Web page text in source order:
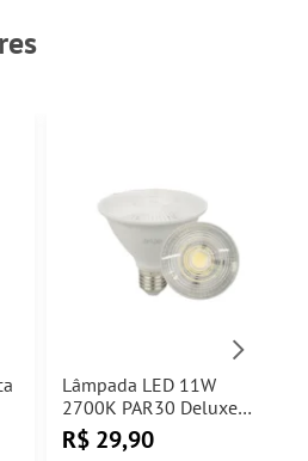
Lâmpada LED 11W
2700K PAR30 Deluxe
Avant
R$ 29,90